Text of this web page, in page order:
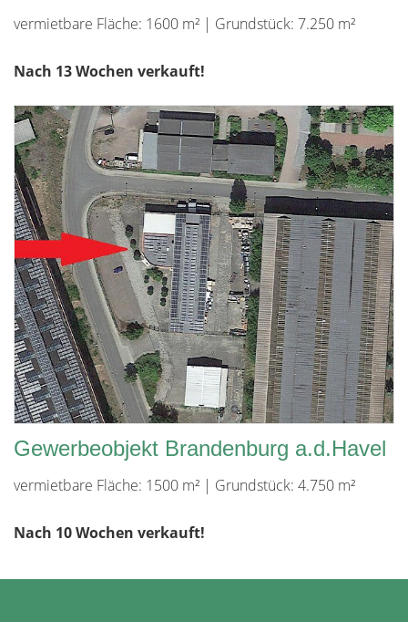
vermietbare Fläche: 1600 m² | Grundstück: 7.250 m²
Nach 13 Wochen verkauft!
Gewerbeobjekt Brandenburg a.d.Havel
vermietbare Fläche: 1500 m² | Grundstück: 4.750 m²
Nach 10 Wochen verkauft!